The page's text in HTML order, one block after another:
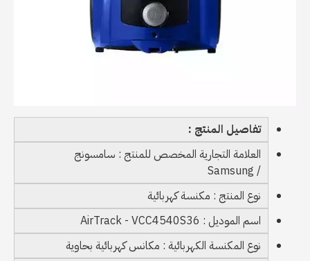
تفاصيل المنتج :
العلامة التجارية المخصص للمنتج : سامسونج
/ Samsung
نوع المنتج : مكنسة كهربائية
اسم الموديل : AirTrack - VCC4540S36
نوع المكنسة الكهربائية : مكانس كهربائية بحاوية